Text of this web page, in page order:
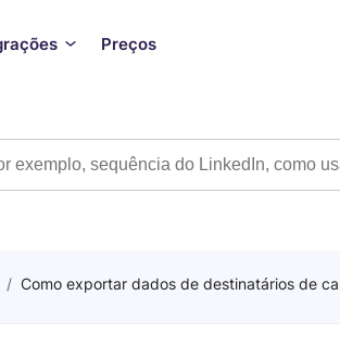
Preços
/ Como exportar dados de destinatários de